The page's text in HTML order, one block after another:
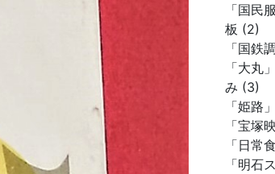
「国民
板 (2)
「国鉄
「大丸
み (3)
「姫路
「宝塚
「日常
「明石